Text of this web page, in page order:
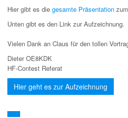
Hier gibt es die gesamte Präsentation
Unten gibt es den Link zur Aufzeichnung.
Vielen Dank an Claus für den tollen
Dieter OE8KDK
HF-Contest Referat
Hier geht es zur Aufzeichnung